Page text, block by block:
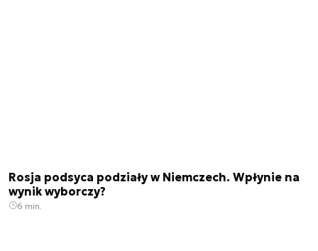
Rosja podsyca podziały w Niemczech. Wpłynie na
wynik wyborczy?
6 min.